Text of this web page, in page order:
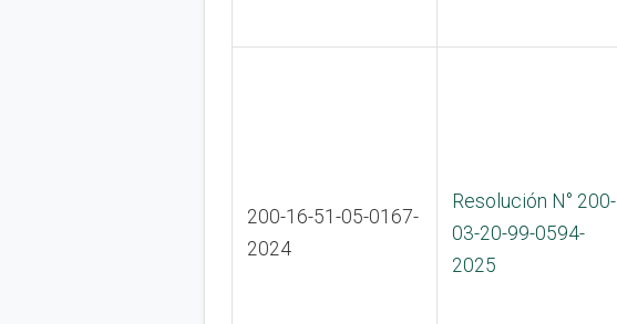
200-16-51-05-0167-
2024
Resolución N° 200-
03-20-99-0594-
2025